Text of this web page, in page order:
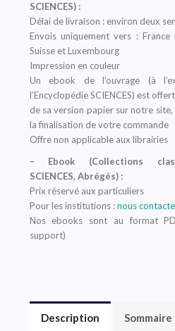
SCIENCES) :
Délai de livraison : environ deux
Envois uniquement vers : France
Suisse et Luxembourg
Impression en couleur
Un ebook de l’ouvrage (à
l’Encyclopédie SCIENCES) est
de sa version papier sur notre
la finalisation de votre commande
Offre non applicable aux librairies
– Ebook (Collections
SCIENCES, Abrégés) :
Prix réservé aux particuliers
Pour les institutions :nous
Nos ebooks sont au format
support)
Description Sommaire